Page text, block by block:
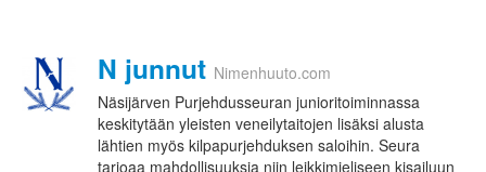
N junnut Nimenhuuto.com
Näsijärven Purjehdusseuran junioritoiminnassa
keskitytään yleisten veneilytaitojen lisäksi alusta
lähtien myös kilpapurjehduksen saloihin. Seura
tarjoaa mahdollisuuksia niin leikkimieliseen kisailuun